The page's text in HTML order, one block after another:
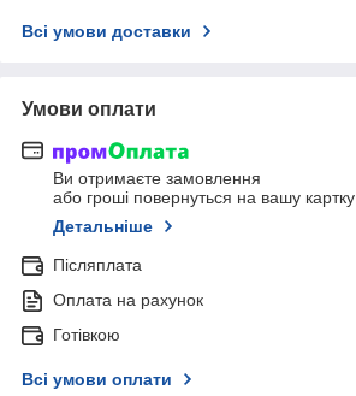
Всі умови доставки
Умови оплати
Ви отримаєте замовлення
або гроші повернуться на вашу картку
Детальніше
Післяплата
Оплата на рахунок
Готівкою
Всі умови оплати